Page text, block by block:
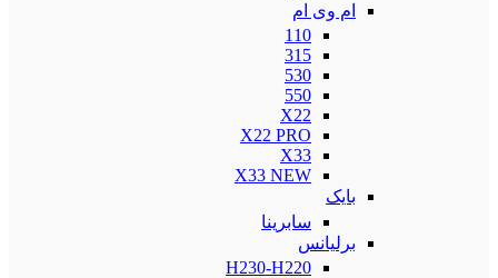
ام وی ام
110
315
530
550
X22
X22 PRO
X33
X33 NEW
بایک
سابرینا
برلیانس
H230-H220